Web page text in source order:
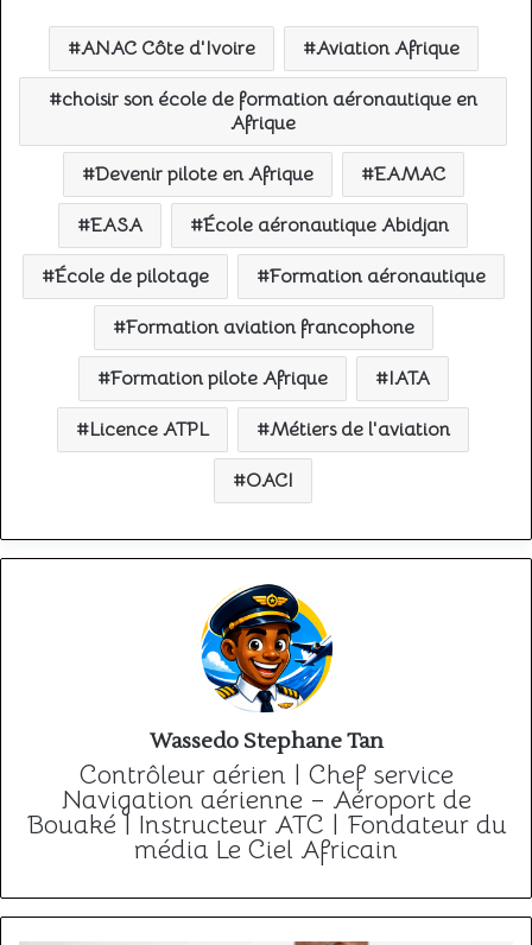
ANAC Côte d'Ivoire Aviation Afrique
choisir son école de formation aéronautique en
Afrique
Devenir pilote en Afrique EAMAC
EASA École aéronautique Abidjan
École de pilotage Formation aéronautique
Formation aviation francophone
Formation pilote Afrique IATA
Licence ATPL Métiers de l'aviation
OACI
Wassedo Stephane Tan
Contrôleur aérien | Chef service
Navigation aérienne – Aéroport de
Bouaké | Instructeur ATC | Fondateur du
média Le Ciel Africain